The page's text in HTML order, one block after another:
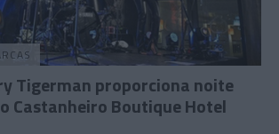
Tigerman proporciona noite
Castanheiro Boutique Hotel